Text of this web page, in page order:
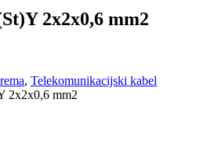
2x2x0,6 mm2
, Telekomunikacijski kabel
2x2x0,6 mm2